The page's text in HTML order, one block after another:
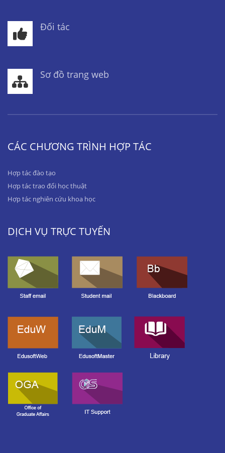
Đối tác
Sơ đồ trang web
CÁC CHƯƠNG TRÌNH HỢP TÁC
Hợp tác đào tạo
Hợp tác trao đổi học thuật
Hợp tác nghiên cứu khoa học
DỊCH VỤ TRỰC TUYẾN